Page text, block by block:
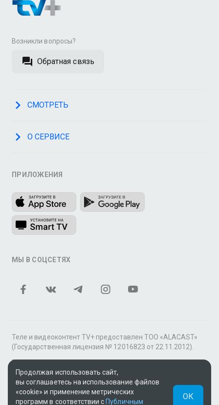
Возникли вопросы?
Обратная связь
СМОТРЕТЬ
О СЕРВИСЕ
ПРИЛОЖЕНИЯ
МЫ В СОЦСЕТЯХ
Теле и видеоконтент TV+ предоставлен ТОО «ALACAST»
(Государственная лицензия № 12016823 от 22.11.2012).
В рамках услуги «Видео по подписке» для «Пакета
фильмов и сериалов tv+» контент предоставляется
онлайн-кинотеатром MEGOGO.
Поддержка: tvplus@telecom.kz
Продолжая использовать сайт,
вы соглашаетесь на использование файлов
«cookie» и применение метрических
программ в соответствии с Публичным
ОК